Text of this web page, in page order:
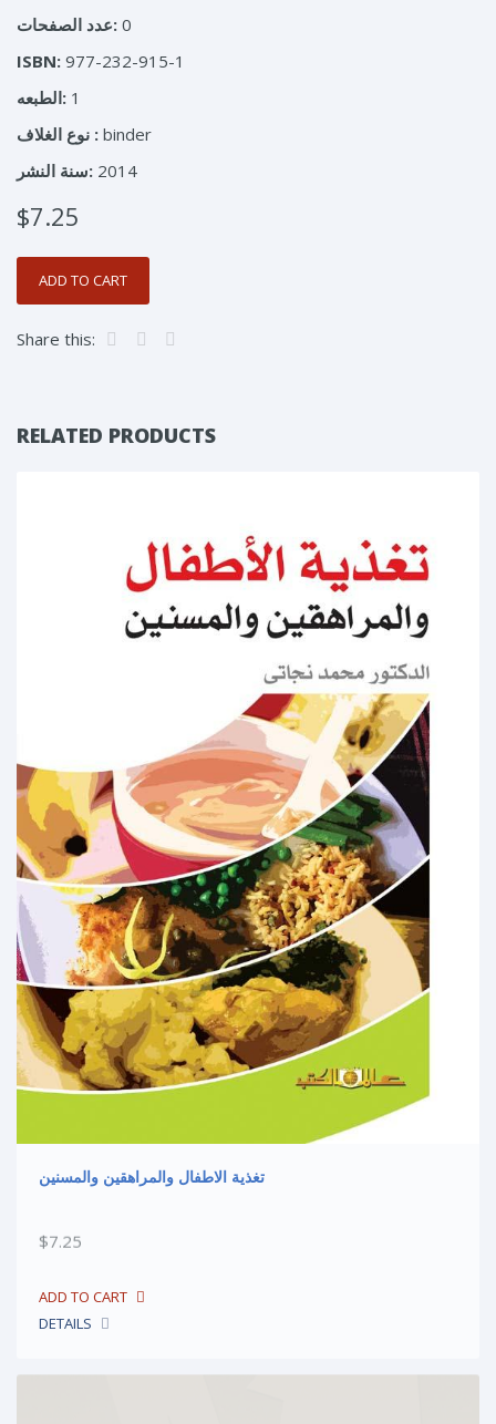
عدد الصفحات: 0
ISBN: 977-232-915-1
الطبعه: 1
نوع الغلاف : binder
سنة النشر: 2014
$7.25
Share this:
RELATED PRODUCTS
تغذية الاطفال والمراهقين والمسنين
$7.25
DETAILS